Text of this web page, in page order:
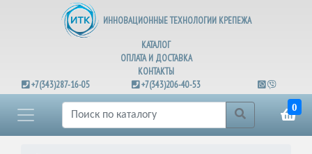
ИННОВАЦИОННЫЕ ТЕХНОЛОГИИ КРЕПЕЖА
КАТАЛОГ
ОПЛАТА И ДОСТАВКА
КОНТАКТЫ
+7(343)287-16-05
+7(343)206-40-53
0